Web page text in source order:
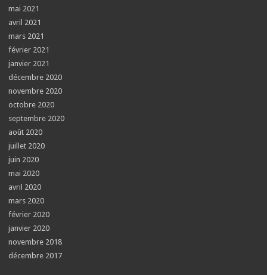
mai 2021
avril 2021
mars 2021
février 2021
janvier 2021
décembre 2020
novembre 2020
octobre 2020
septembre 2020
août 2020
juillet 2020
juin 2020
mai 2020
avril 2020
mars 2020
février 2020
janvier 2020
novembre 2018
décembre 2017